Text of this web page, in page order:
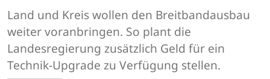
Land und Kreis wollen den Breitbandausbau
weiter voranbringen. So plant die
Landesregierung zusätzlich Geld für ein
Technik-Upgrade zu Verfügung stellen.